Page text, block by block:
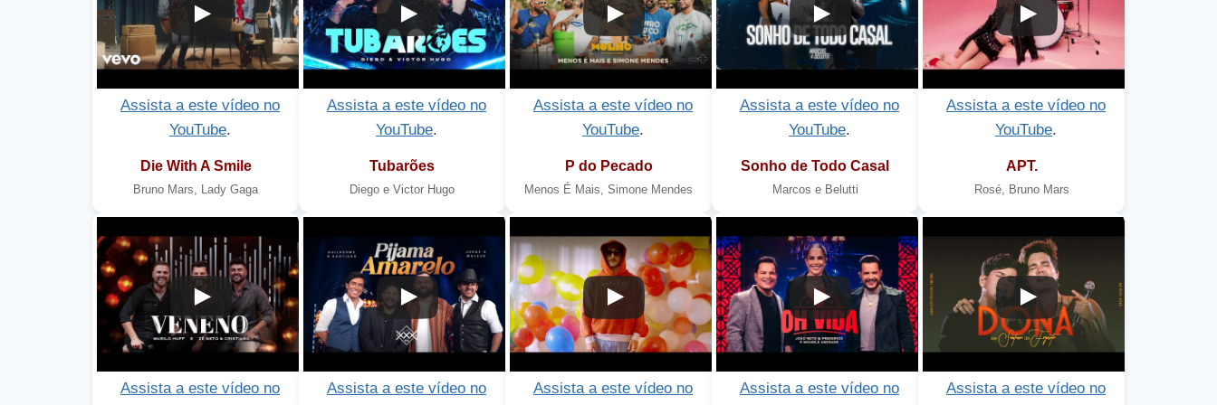
Assista a este vídeo no
YouTube.
Die With A Smile
Bruno Mars, Lady Gaga
Assista a este vídeo no
YouTube.
Tubarões
Diego e Victor Hugo
Assista a este vídeo no
YouTube.
P do Pecado
Menos É Mais, Simone Mendes
Assista a este vídeo no
YouTube.
Sonho de Todo Casal
Marcos e Belutti
Assista a este vídeo no
YouTube.
APT.
Rosé, Bruno Mars
Assista a este vídeo no
Assista a este vídeo no
8
Assista a este vídeo no
9
Assista a este vídeo no
10
Assista a este vídeo no